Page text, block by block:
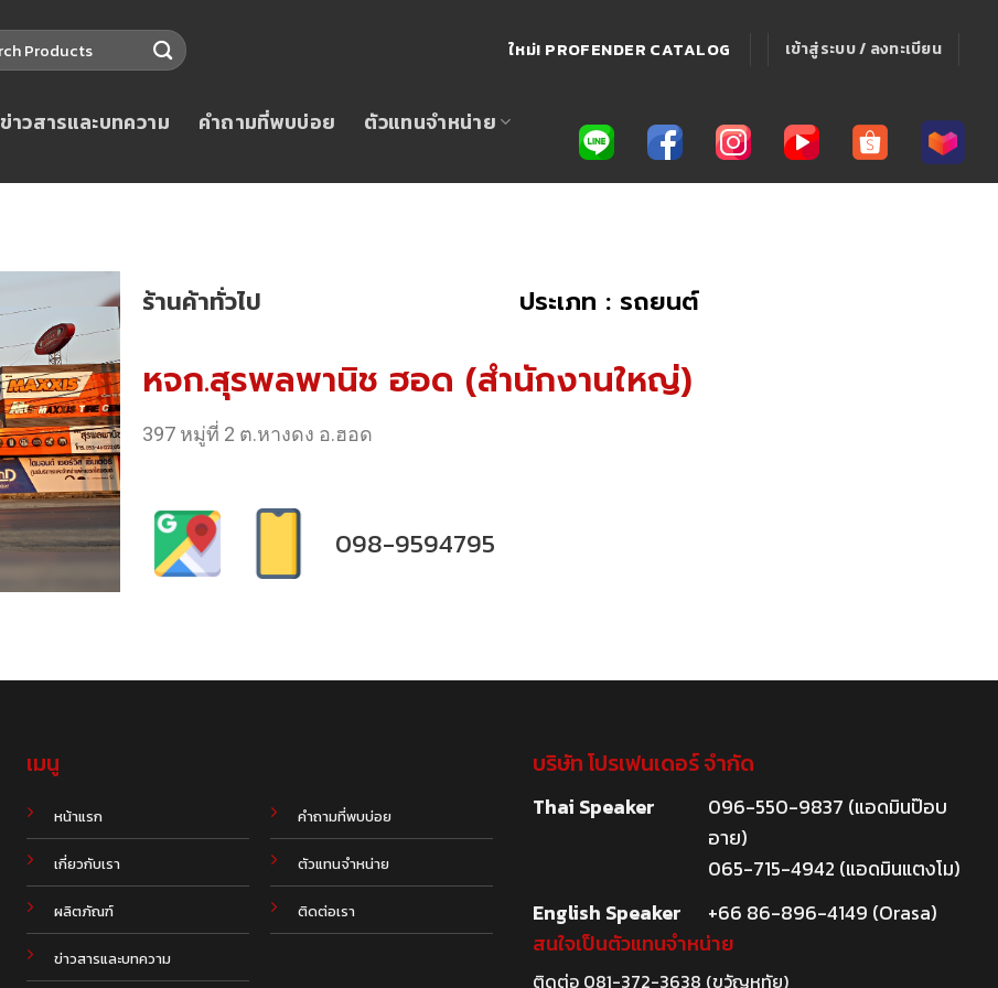
ใหม่! PROFENDER CATALOG เข้าสู่ระบบ / ลงทะเบียน
ข่าวสารและบทความ คำถามที่พบบ่อย
ตัวแทนจำหน่าย
ร้านค้าทั่วไป ประเภท : รถยนต์
หจก.สุรพลพานิช ฮอด (สำนักงานใหญ่)
397 หมู่ที่ 2 ต.หางดง อ.ฮอด
098-9594795
เมนู
หน้าแรก
เกี่ยวกับเรา
ผลิตภัณฑ์
ข่าวสารและบทความ
คำถามที่พบบ่อย
ตัวแทนจำหน่าย
ติดต่อเรา
บริษัท โปรเฟนเดอร์ จำกัด
Thai Speaker
096-550-9837 (แอดมินป๊อบ
อาย)
065-715-4942 (แอดมินแตงโม)
English Speaker
+66 86-896-4149 (Orasa)
สนใจเป็นตัวแทนจำหน่าย
ติดต่อ 081-372-3638 (ขวัญหทัย)